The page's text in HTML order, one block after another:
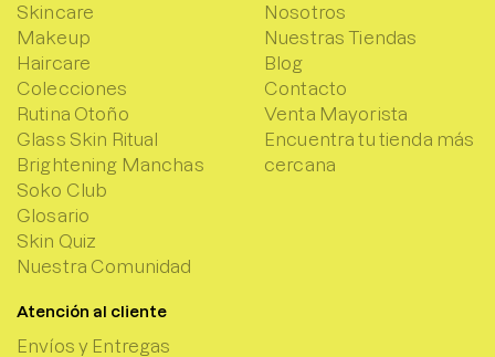
Skincare
Makeup
Haircare
Colecciones
Rutina Otoño
Glass Skin Ritual
Brightening Manchas
Soko Club
Glosario
Skin Quiz
Nuestra Comunidad
Nosotros
Nuestras Tiendas
Blog
Contacto
Venta Mayorista
Encuentra tu tienda más
cercana
Atención al cliente
Envíos y Entregas